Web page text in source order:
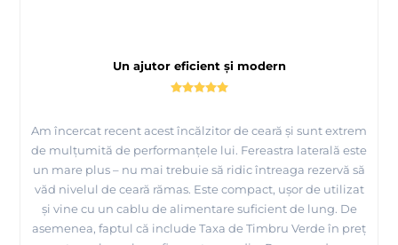
Un ajutor eficient și modern
Am încercat recent acest încălzitor de ceară și sunt extrem
de mulțumită de performanțele lui. Fereastra laterală este
un mare plus – nu mai trebuie să ridic întreaga rezervă să
văd nivelul de ceară rămas. Este compact, ușor de utilizat
și vine cu un cablu de alimentare suficient de lung. De
asemenea, faptul că include Taxa de Timbru Verde în preț